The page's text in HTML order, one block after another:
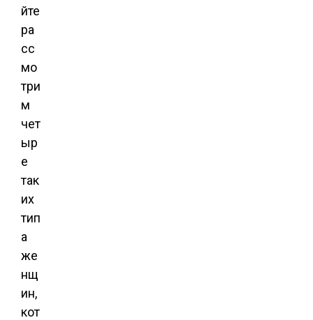
йте
ра
сс
мо
три
м
чет
ыр
е
так
их
тип
а
же
нщ
ин,
кот